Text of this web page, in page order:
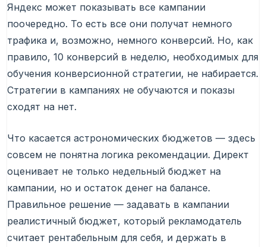
Яндекс может показывать все кампании
поочередно. То есть все они получат немного
трафика и, возможно, немного конверсий. Но, как
правило, 10 конверсий в неделю, необходимых для
обучения конверсионной стратегии, не набирается.
Стратегии в кампаниях не обучаются и показы
сходят на нет.
Что касается астрономических бюджетов — здесь
совсем не понятна логика рекомендации. Директ
оценивает не только недельный бюджет на
кампании, но и остаток денег на балансе.
Правильное решение — задавать в кампании
реалистичный бюджет, который рекламодатель
считает рентабельным для себя, и держать в